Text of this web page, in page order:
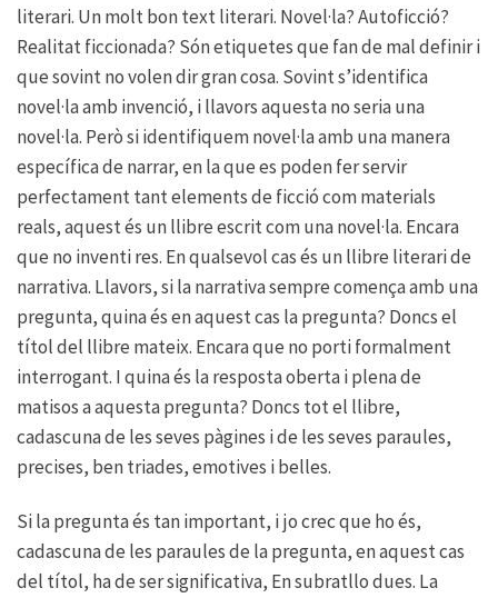
literari. Un molt bon text literari. Novel·la? Autoficció?
Realitat ficcionada? Són etiquetes que fan de mal definir i
que sovint no volen dir gran cosa. Sovint s’identifica
novel·la amb invenció, i llavors aquesta no seria una
novel·la. Però si identifiquem novel·la amb una manera
específica de narrar, en la que es poden fer servir
perfectament tant elements de ficció com materials
reals, aquest és un llibre escrit com una novel·la. Encara
que no inventi res. En qualsevol cas és un llibre literari de
narrativa. Llavors, si la narrativa sempre comença amb una
pregunta, quina és en aquest cas la pregunta? Doncs el
títol del llibre mateix. Encara que no porti formalment
interrogant. I quina és la resposta oberta i plena de
matisos a aquesta pregunta? Doncs tot el llibre,
cadascuna de les seves pàgines i de les seves paraules,
precises, ben triades, emotives i belles.
Si la pregunta és tan important, i jo crec que ho és,
cadascuna de les paraules de la pregunta, en aquest cas
del títol, ha de ser significativa, En subratllo dues. La